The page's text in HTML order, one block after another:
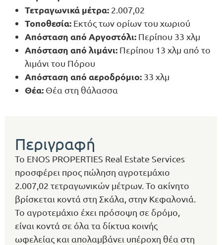
Τετραγωνικά μέτρα: 2.007,02
Τοποθεσία: Εκτός των ορίων του χωριού
Απόσταση από Αργοστόλι: Περίπου 33 χλμ
Απόσταση από λιμάνι: Περίπου 13 χλμ από το
λιμάνι του Πόρου
Απόσταση από αεροδρόμιο: 33 χλμ
Θέα: Θέα στη θάλασσα
Περιγραφή
Το ENOS PROPERTIES Real Estate Services
προσφέρει προς πώληση αγροτεμάχιο
2.007,02 τετραγωνικών μέτρων. Το ακίνητο
βρίσκεται κοντά στη Σκάλα, στην Κεφαλονιά.
Το αγροτεμάχιο έχει πρόσοψη σε δρόμο,
είναι κοντά σε όλα τα δίκτυα κοινής
ωφελείας και απολαμβάνει υπέροχη θέα στη